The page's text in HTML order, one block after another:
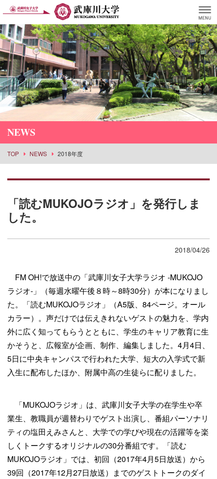
NEWS
TOP NEWS 2018年度
「読むMUKOJOラジオ」を発行しま
した。
2018/04/26
FM OH!で放送中の「武庫川女子大学ラジオ -MUKOJO
ラジオ-」（毎週水曜午後８時～8時30分）が本になりまし
た。「読むMUKOJOラジオ」（A5版、84ページ。オール
カラー）。声だけでは伝えきれないゲストの魅力を、学内
外に広く知ってもらうとともに、学生のキャリア教育に生
かそうと、広報室が企画、制作、編集しました。4月4日、
5日に中央キャンパスで行われた大学、短大の入学式で新
入生に配布したほか、附属中高の生徒らに配りました。
「MUKOJOラジオ」は、武庫川女子大学の在学生や卒
業生、教職員が週替わりでゲスト出演し、番組パーソナリ
ティの塩田えみさんと、大学での学びや現在の活躍等を楽
しくトークするオリジナルの30分番組です。「読む
MUKOJOラジオ」では、初回（2017年4月5日放送）から
39回（2017年12月27日放送）までのゲストトークのダイ